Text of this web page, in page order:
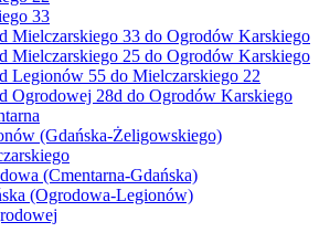
33
Mielczarskiego 33 do Ogrodów Karskiego
Mielczarskiego 25 do Ogrodów Karskiego
Legionów 55 do Mielczarskiego 22
Ogrodowej 28d do Ogrodów Karskiego
(Gdańska-Żeligowskiego)
(Cmentarna-Gdańska)
(Ogrodowa-Legionów)